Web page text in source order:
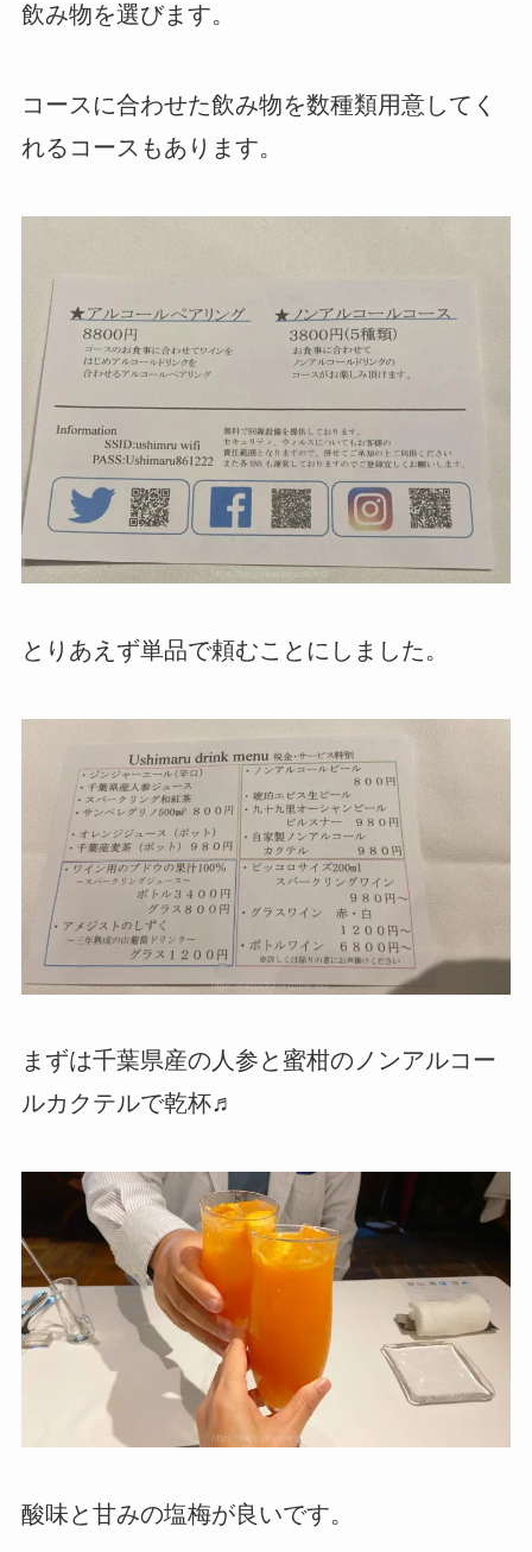
飲み物を選びます。
コースに合わせた飲み物を数種類用意してく
れるコースもあります。
とりあえず単品で頼むことにしました。
まずは千葉県産の人参と蜜柑のノンアルコー
ルカクテルで乾杯♬
酸味と甘みの塩梅が良いです。